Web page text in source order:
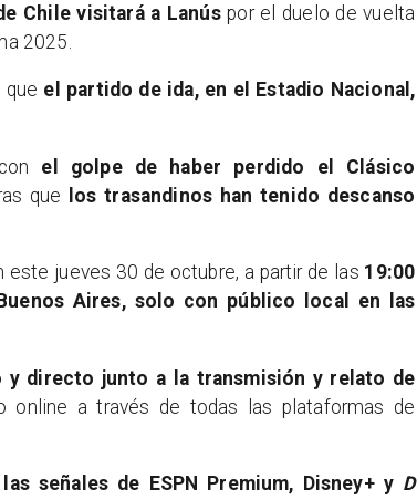
Chile visitará a Lanúspor el duelo de vuelta
2025.
el partido de ida, en el Estadio Nacional,
el golpe de haber perdido el Clásico
que
los trasandinos han tenido descanso
este jueves 30 de octubre, a partir de las 19:00
Aires, solo con público local en las
y directo junto a la transmisión y relato de
online a través de todas las plataformas de
las señales de ESPN Premium, Disney+ y D